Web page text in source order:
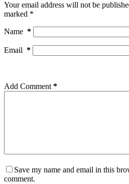
Your email address will not be
marked *
Name *
Email *
Add Comment *
Save my name and email in this
comment.